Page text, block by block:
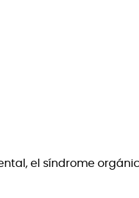
el síndrome